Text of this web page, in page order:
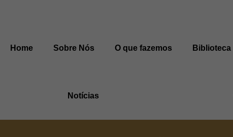
Home Sobre Nós O que fazemos Biblioteca
Notícias